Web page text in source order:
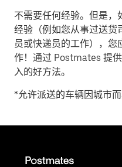
不需要任何经验。但是，
经验（例如您从事过送货
员或快递员的工作），
作！通过 Postmates 提
入的好方法。
*允许派送的车辆因城市而